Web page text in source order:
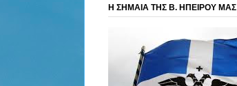
Η ΣΗΜΑΙΑ ΤΗΣ Β. ΗΠΕΙΡΟΥ ΜΑΣ